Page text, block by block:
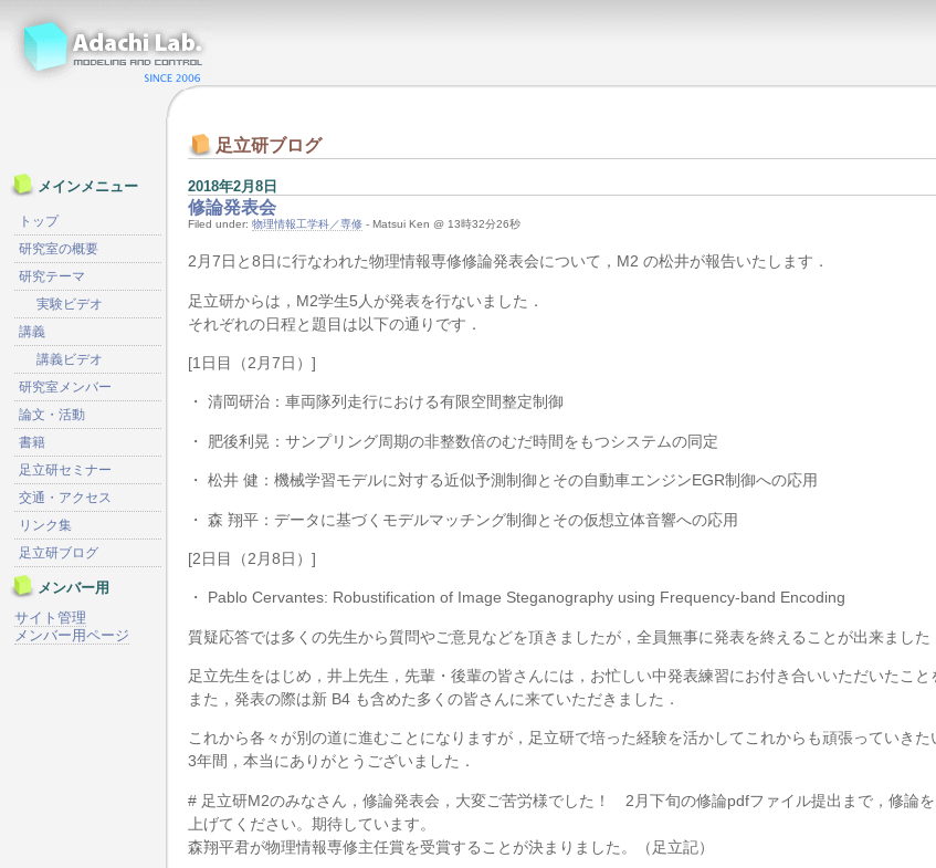
足立研ブログ
2018年2月8日
修論発表会
Filed under: 物理情報工学科／専修 - Matsui Ken @ 13時32分26秒
2月7日と8日に行なわれた物理情報専修修論発表会について，M2 の松井が報告いたします．
足立研からは，M2学生5人が発表を行ないました．
それぞれの日程と題目は以下の通りです．
[1日目（2月7日）]
・ 清岡研治：車両隊列走行における有限空間整定制御
・ 肥後利晃：サンプリング周期の非整数倍のむだ時間をもつシステムの同定
・ 松井 健：機械学習モデルに対する近似予測制御とその自動車エンジンEGR制御への応用
・ 森 翔平：データに基づくモデルマッチング制御とその仮想立体音響への応用
[2日目（2月8日）]
・ Pablo Cervantes: Robustification of Image Steganography using Frequency-band Encoding
質疑応答では多くの先生から質問やご意見などを頂きましたが，全員無事に発表を終えることが出来ました
足立先生をはじめ，井上先生，先輩・後輩の皆さんには，お忙しい中発表練習にお付き合いいただいたこと
また，発表の際は新 B4 も含めた多くの皆さんに来ていただきました．
これから各々が別の道に進むことになりますが，足立研で培った経験を活かしてこれからも頑張っていきた
3年間，本当にありがとうございました．
# 足立研M2のみなさん，修論発表会，大変ご苦労様でした！ 2月下旬の修論pdfファイル提出まで，修論
上げてください。期待しています。
森翔平君が物理情報専修主任賞を受賞することが決まりました。（足立記）
メインメニュー
トップ
研究室の概要
研究テーマ
実験ビデオ
講義
講義ビデオ
研究室メンバー
論文・活動
書籍
足立研セミナー
交通・アクセス
リンク集
足立研ブログ
メンバー用
サイト管理
メンバー用ページ